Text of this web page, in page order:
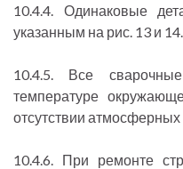
10.4.4. Одинаковые
указанным на рис. 13 и 14.
10.4.5. Все
температуре
отсутствии атмосферных
10.4.6. При ремонте